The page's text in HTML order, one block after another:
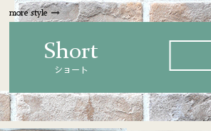
more style
Short
ショート